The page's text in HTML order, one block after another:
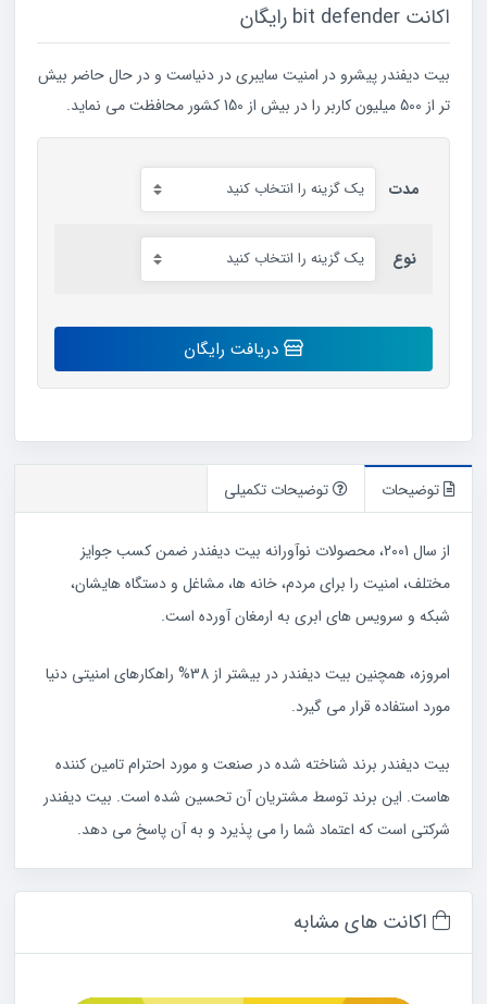
اکانت bit defender رایگان
بیت دیفندر پیشرو در امنیت سایبری در دنیاست و در حال حاضر بیش
تر از 500 میلیون کاربر را در بیش از 150 کشور محافظت می نماید.
مدت
نوع
اکانت
defender
دریافت رایگان
توضیحات توضیحات تکمیلی
از سال 2001، محصولات نوآورانه بیت دیفندر ضمن کسب جوایز
مختلف، امنیت را برای مردم، خانه ها، مشاغل و دستگاه هایشان،
شبکه و سرویس های ابری به ارمغان آورده است.
امروزه، همچنین بیت دیفندر در بیشتر از 38% راهکارهای امنیتی دنیا
مورد استفاده قرار می گیرد.
بیت دیفندر برند شناخته شده در صنعت و مورد احترام تامین کننده
هاست. این برند توسط مشتریان آن تحسین شده است. بیت دیفندر
شرکتی است که اعتماد شما را می پذیرد و به آن پاسخ می دهد.
اکانت های مشابه